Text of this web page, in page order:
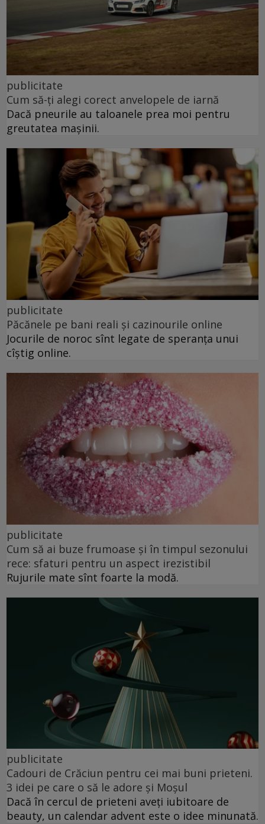
publicitate
Cum să-ți alegi corect anvelopele de iarnă
Dacă pneurile au taloanele prea moi pentru
greutatea mașinii.
publicitate
Păcănele pe bani reali și cazinourile online
Jocurile de noroc sînt legate de speranța unui
cîștig online.
publicitate
Cum să ai buze frumoase şi în timpul sezonului
rece: sfaturi pentru un aspect irezistibil
Rujurile mate sînt foarte la modă.
publicitate
Cadouri de Crăciun pentru cei mai buni prieteni.
3 idei pe care o să le adore și Moșul
Dacă în cercul de prieteni aveți iubitoare de
beauty, un calendar advent este o idee minunată.